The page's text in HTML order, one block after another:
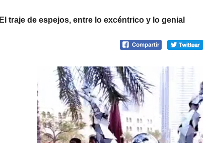
El traje de espejos, entre lo excéntrico y lo genial